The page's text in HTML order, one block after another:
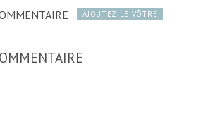
AJOUTEZ LE VÔTRE